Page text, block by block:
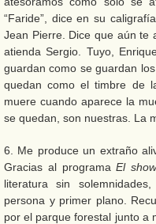
“Faride”, dice en su
Jean Pierre. Dice que aún te
atienda Sergio. Tuyo,
guardan como se guardan
quedan como el timbre de
muere cuando aparece la
se quedan, son nuestras. La
6. Me produce un extraño
Gracias al programaEl
literatura sin
persona y primer plano.
por el parque forestal junto a